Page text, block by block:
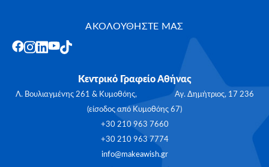
ΑΚΟΛΟΥΘΗΣΤΕ ΜΑΣ
Κεντρικό Γραφείο Αθήνας
Λ. Βουλιαγμένης 261 & Κυμοθόης, Αγ. Δημήτριος, 17 236
(είσοδος από Κυμοθόης 67)
+30 210 963 7660
+30 210 963 7774
info@makeawish.gr